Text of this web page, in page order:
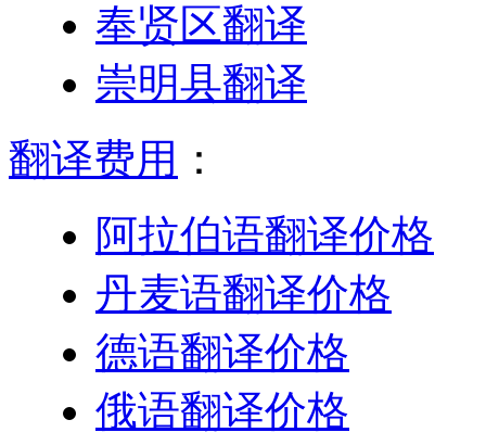
奉贤区翻译
崇明县翻译
翻译费用 ：
阿拉伯语翻译价格
丹麦语翻译价格
德语翻译价格
俄语翻译价格